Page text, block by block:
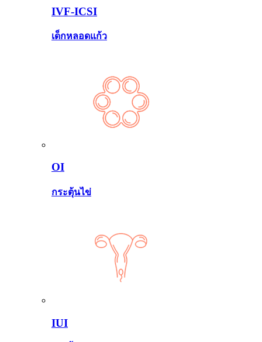
IVF-ICSI
เด็กหลอดแก้ว
OI
กระตุ้นไข่
IUI